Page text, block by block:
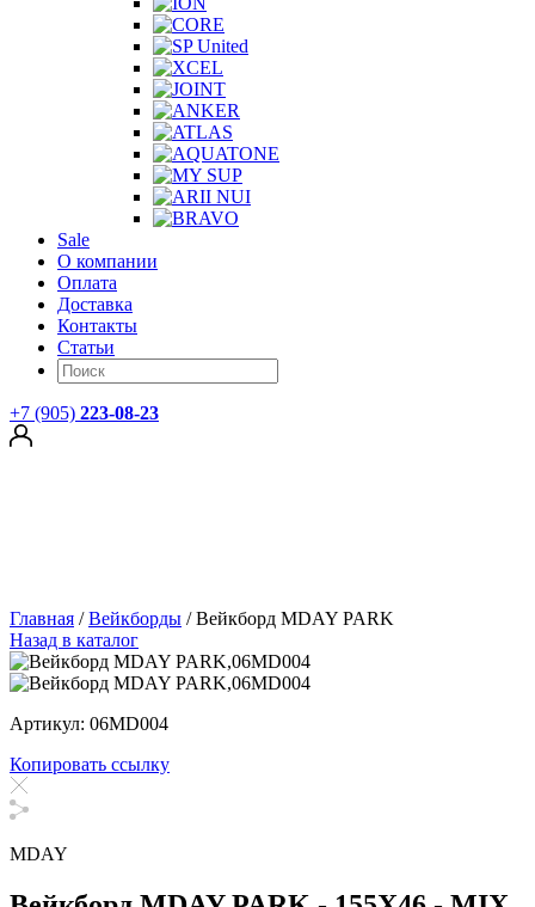
Sale
О компании
Оплата
Доставка
Контакты
Статьи
+7 (905) 223-08-23
Главная /Вейкборды /Вейкборд MDAY PARK
Назад в каталог
Артикул: 06MD004
Копировать ссылку
MDAY